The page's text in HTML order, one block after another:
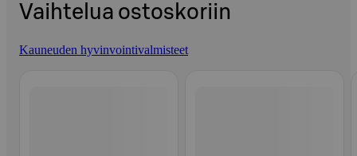
Vaihtelua ostoskoriin
Kauneuden hyvinvointivalmisteet